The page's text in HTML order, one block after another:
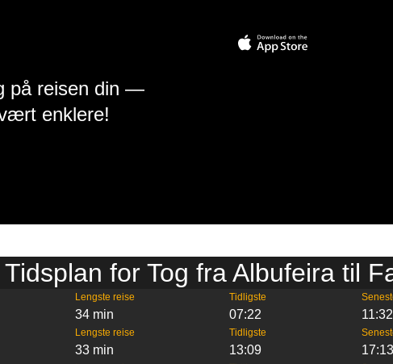
på reisen din —
enklere!
Tidsplan for Tog fra Albufeira til
Lengste reise
34 min
Tidligste
07:22 11:32
Lengste reise
33 min
Tidligste
13:09 17:13